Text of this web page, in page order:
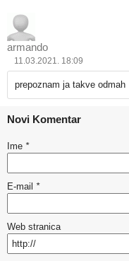
armando
11.03.2021. 18:09
prepoznam ja takve odmah
Novi Komentar
Ime *
E-mail *
Web stranica